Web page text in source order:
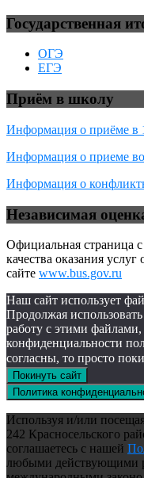
Государственная
ОГЭ
ЕГЭ
Приём в школу
Информация о приёме в
Информация о приеме
Информация о
Независимая
Официальная страница
качества оказания
сайте www.bus.gov.ru
Наш сайт использует
Продолжая
работу с этими
конфиденциальности
согласны, то просто
Покинуть сайт
Политика
Используя и/или
242 Красносельского
соглашаетесь с нашей
любыми действующими